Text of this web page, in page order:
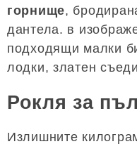
горнище,
дантела. в
подходящи малки
лодки, златен
Рокля за
Излишните